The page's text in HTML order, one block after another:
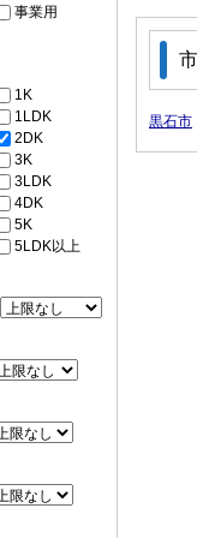
事業用
1K
1LDK
2DK
3K
3LDK
4DK
5K
5LDK以上
黒石市